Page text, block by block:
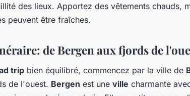
des lieux. Apportez des vêtements chauds,
peuvent être fraîches.
de Bergen aux fjords de
trip bien équilibré, commencez par la ville de
de l'ouest. Bergen est une ville charmante